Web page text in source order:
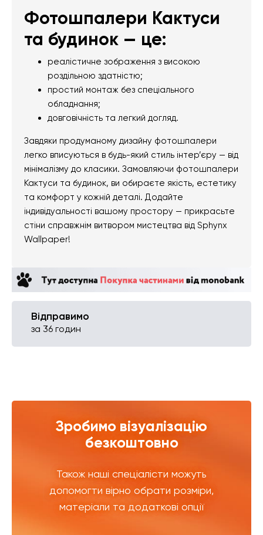
Фотошпалери Кактуси
та будинок — це:
реалістичне зображення з високою
роздільною здатністю;
простий монтаж без спеціального
обладнання;
довговічність та легкий догляд.
Завдяки продуманому дизайну фотошпалери
легко вписуються в будь-який стиль інтер’єру — від
мінімалізму до класики. Замовляючи фотошпалери
Кактуси та будинок, ви обираєте якість, естетику
та комфорт у кожній деталі. Додайте
індивідуальності вашому простору — прикрасьте
стіни справжнім витвором мистецтва від Sphynx
Wallpaper!
Відправимо
за 36 годин
Зробимо візуалізацію
безкоштовно
Також наші спеціалісти можуть
допомогти вірно обрати розміри,
матеріали та додаткові опції